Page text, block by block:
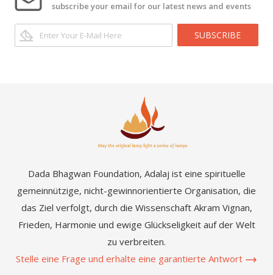
subscribe your email for our latest news and events
SUBSCRIBE
Dada Bhagwan Foundation, Adalaj ist eine spirituelle
gemeinnützige, nicht-gewinnorientierte Organisation, die
das Ziel verfolgt, durch die Wissenschaft Akram Vignan,
Frieden, Harmonie und ewige Glückseligkeit auf der Welt
zu verbreiten.
Stelle eine Frage und erhalte eine garantierte Antwort